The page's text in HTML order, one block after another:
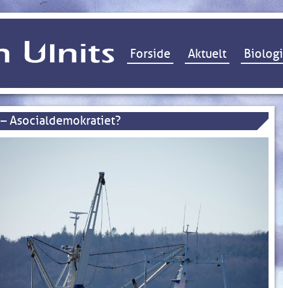
Hop til indhold
Forside Aktuelt Biologi
– Asocialdemokratiet?